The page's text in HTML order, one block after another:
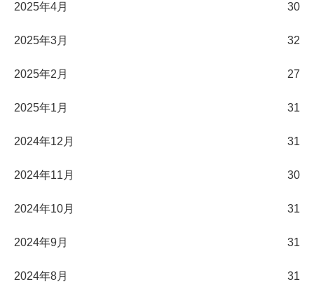
2025年4月 30
2025年3月 32
2025年2月 27
2025年1月 31
2024年12月 31
2024年11月 30
2024年10月 31
2024年9月 31
2024年8月 31